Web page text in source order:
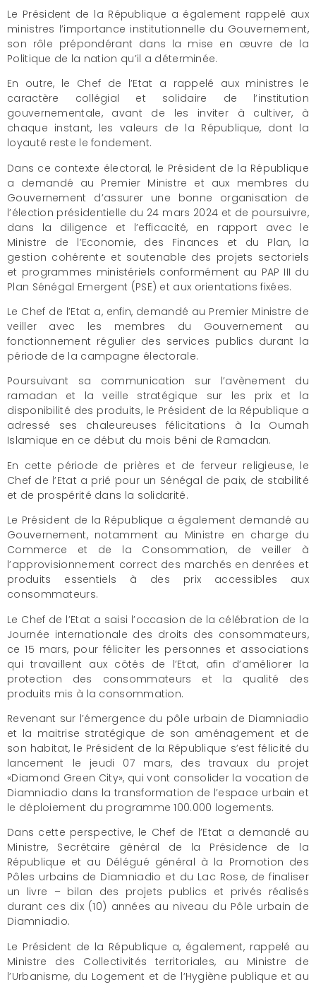
Le Président de la République a également rappelé aux
ministres l’importance institutionnelle du Gouvernement,
son rôle prépondérant dans la mise en œuvre de la
Politique de la nation qu’il a déterminée.
En outre, le Chef de l’Etat a rappelé aux ministres le
caractère collégial et solidaire de l’institution
gouvernementale, avant de les inviter à cultiver, à
chaque instant, les valeurs de la République, dont la
loyauté reste le fondement.
Dans ce contexte électoral, le Président de la République
a demandé au Premier Ministre et aux membres du
Gouvernement d’assurer une bonne organisation de
l’élection présidentielle du 24 mars 2024 et de poursuivre,
dans la diligence et l’efficacité, en rapport avec le
Ministre de l’Economie, des Finances et du Plan, la
gestion cohérente et soutenable des projets sectoriels
et programmes ministériels conformément au PAP III du
Plan Sénégal Emergent (PSE) et aux orientations fixées.
Le Chef de l’Etat a, enfin, demandé au Premier Ministre de
veiller avec les membres du Gouvernement au
fonctionnement régulier des services publics durant la
période de la campagne électorale.
Poursuivant sa communication sur l’avènement du
ramadan et la veille stratégique sur les prix et la
disponibilité des produits, le Président de la République a
adressé ses chaleureuses félicitations à la Oumah
Islamique en ce début du mois béni de Ramadan.
En cette période de prières et de ferveur religieuse, le
Chef de l’Etat a prié pour un Sénégal de paix, de stabilité
et de prospérité dans la solidarité.
Le Président de la République a également demandé au
Gouvernement, notamment au Ministre en charge du
Commerce et de la Consommation, de veiller à
l’approvisionnement correct des marchés en denrées et
produits essentiels à des prix accessibles aux
consommateurs.
Le Chef de l’Etat a saisi l’occasion de la célébration de la
Journée internationale des droits des consommateurs,
ce 15 mars, pour féliciter les personnes et associations
qui travaillent aux côtés de l’Etat, afin d’améliorer la
protection des consommateurs et la qualité des
produits mis à la consommation.
Revenant sur l’émergence du pôle urbain de Diamniadio
et la maitrise stratégique de son aménagement et de
son habitat, le Président de la République s’est félicité du
lancement le jeudi 07 mars, des travaux du projet
«Diamond Green City», qui vont consolider la vocation de
Diamniadio dans la transformation de l’espace urbain et
le déploiement du programme 100.000 logements.
Dans cette perspective, le Chef de l’Etat a demandé au
Ministre, Secrétaire général de la Présidence de la
République et au Délégué général à la Promotion des
Pôles urbains de Diamniadio et du Lac Rose, de finaliser
un livre – bilan des projets publics et privés réalisés
durant ces dix (10) années au niveau du Pôle urbain de
Diamniadio.
Le Président de la République a, également, rappelé au
Ministre des Collectivités territoriales, au Ministre de
l’Urbanisme, du Logement et de l’Hygiène publique et au